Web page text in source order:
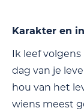
Karakter en
Ik leef
dag van je
hou van het
wiens meest